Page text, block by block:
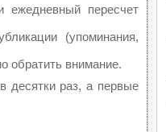
ежедневный пересчет
(упоминания,
обратить внимание.
десятки раз, а первые